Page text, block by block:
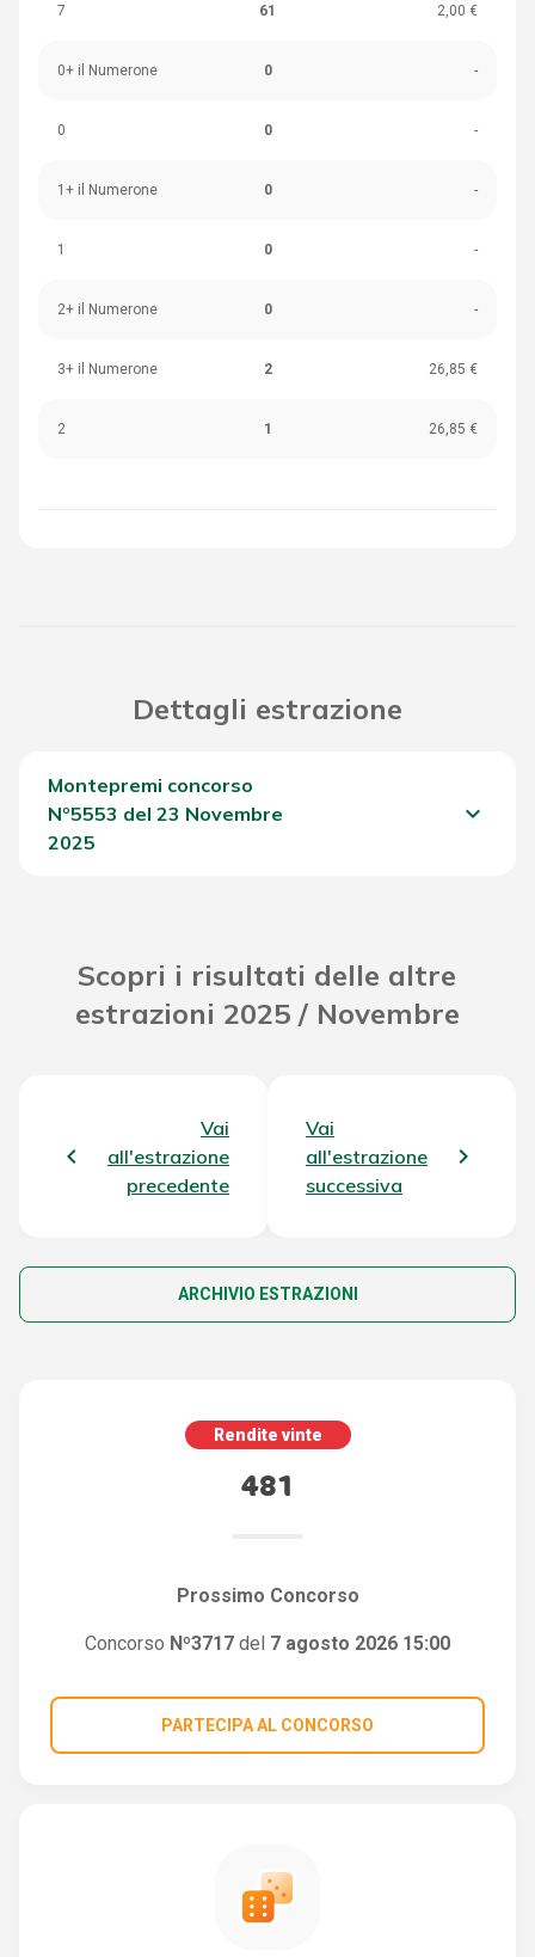
7 61 2,00 €
0+ il Numerone 0 -
0 0 -
1+ il Numerone 0 -
1 0 -
2+ il Numerone 0 -
3+ il Numerone 2 26,85 €
2 1 26,85 €
Dettagli estrazione
Montepremi concorso
Nº5553 del 23 Novembre
2025
keyboard_arrow_down
Scopri i risultati delle altre
estrazioni 2025 / Novembre
Vai
all'estrazione
precedente
Vai
all'estrazione
successiva
ARCHIVIO ESTRAZIONI
Rendite vinte
481
Prossimo Concorso
Concorso Nº3717 del 7 agosto 2026 15:00
PARTECIPA AL CONCORSO